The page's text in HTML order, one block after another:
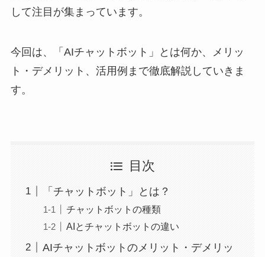
して注目が集まっています。
今回は、「AIチャットボット」とは何か、メリッ
ト・デメリット、活用例まで徹底解説していきま
す。
目次
「チャットボット」とは？
チャットボットの種類
AIとチャットボットの違い
AIチャットボットのメリット・デメリッ